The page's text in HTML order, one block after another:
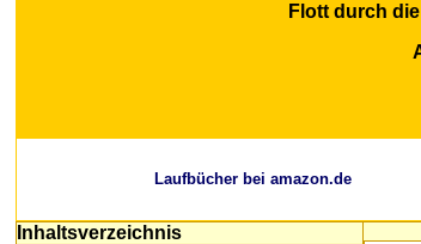
Flott durch
Laufbücher bei amazon.de
Inhaltsverzeichnis